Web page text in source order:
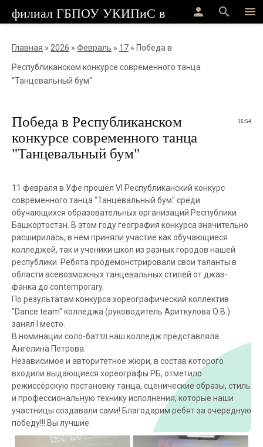
menu
search
person
Главная » 2026 » Февраль » 17 » Победа в
Республиканском конкурсе современного танца
"Танцевальный бум"
16:54
Победа в Республиканском
конкурсе современного танца
"Танцевальный бум"
11 февраля в Уфе прошëл VI Республиканский конкурс
современного танца "Танцевальный бум" среди
обучающихся образовательных организаций Республики
Башкортостан. В этом году география конкурса значительно
расширилась, в нëм приняли участие как обучающиеся
колледжей, так и ученики школ из разных городов нашей
республики. Ребята продемонстрировали свои таланты в
области всевозможных танцевальных стилей от джаз-
фанка до contemporary.
По результатам конкурса хореографический коллектив
"Dance team" колледжа (руководитель Ариткулова О.В.)
занял I место.
В номинации соло-баттл наш колледж представляла
Ангелина Петрова.
Независимое и авторитетное жюри, в состав которого
входили выдающиеся хореографы РБ, отметило
режиссëрскую постановку танца, сценические образы, стиль
и профессиональную технику исполнения, которые наши
участницы создавали сами! Благодарим ребят за очередную
победу!!! Вы лучшие